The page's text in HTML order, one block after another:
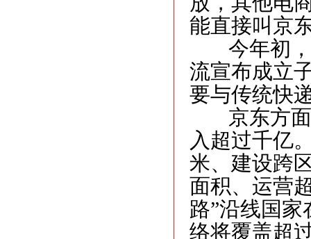
能直接叫京
今年初，
流宣布成立
要与传统快
京东方面
入超过千亿
米、建设跨
面积、运营
路”沿线国
络将覆盖超